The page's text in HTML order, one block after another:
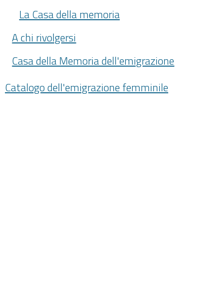
La Casa della memoria
A chi rivolgersi
Casa della Memoria dell'emigrazione
Catalogo dell'emigrazione femminile